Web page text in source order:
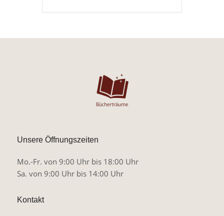
Unsere Öffnungszeiten
Mo.-Fr. von 9:00 Uhr bis 18:00 Uhr
Sa. von 9:00 Uhr bis 14:00 Uhr
Kontakt